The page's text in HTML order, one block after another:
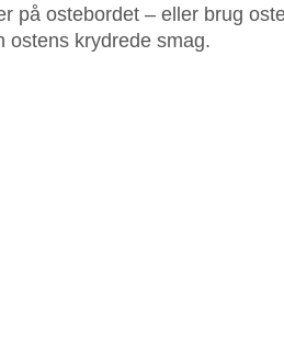
på ostebordet – eller brug
ostens krydrede smag.